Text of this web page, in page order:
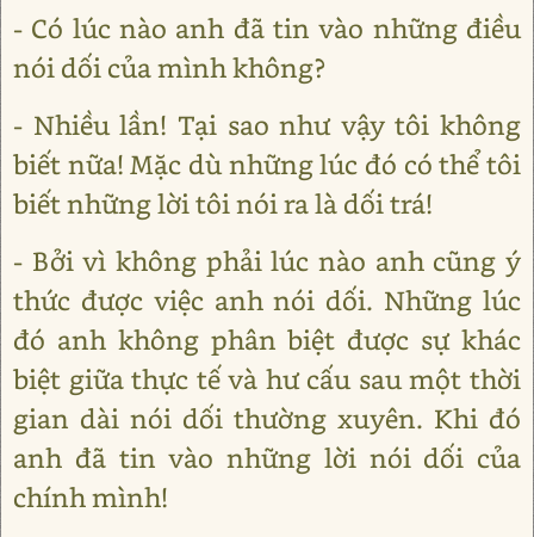
- Có lúc nào anh đã tin vào những điều
nói dối của mình không?
- Nhiều lần! Tại sao như vậy tôi không
biết nữa! Mặc dù những lúc đó có thể tôi
biết những lời tôi nói ra là dối trá!
- Bởi vì không phải lúc nào anh cũng ý
thức được việc anh nói dối. Những lúc
đó anh không phân biệt được sự khác
biệt giữa thực tế và hư cấu sau một thời
gian dài nói dối thường xuyên. Khi đó
anh đã tin vào những lời nói dối của
chính mình!